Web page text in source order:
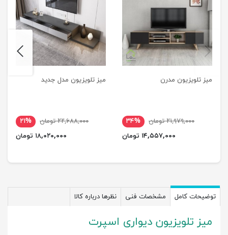
میز تلویزیون مدرن
۲۱,۹۷۹,۰۰۰ تومان
۳۴%
۱۴,۵۵۷,۰۰۰ تومان
میز تلویزیون مدل جدید
۲۲,۶۸۸,۰۰۰ تومان
۲۱%
۱۸,۰۲۰,۰۰۰ تومان
previus
توضیحات کامل مشخصات فنی نظرها درباره کالا
میز تلویزیون دیواری اسپرت